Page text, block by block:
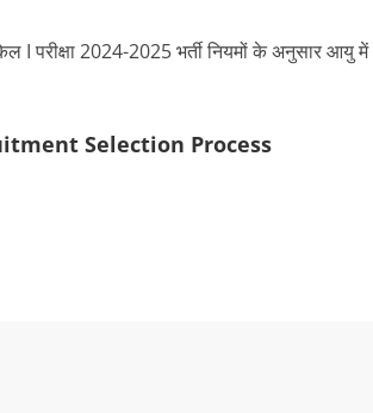
I परीक्षा 2024-2025 भर्ती नियमों के अनुसार आयु में
Selection Process